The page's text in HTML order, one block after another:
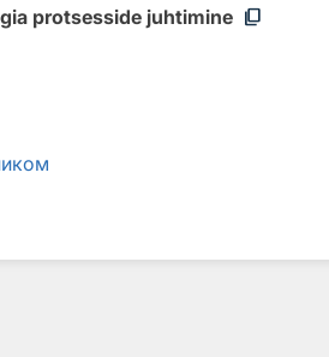
protsesside juhtimine content_copy